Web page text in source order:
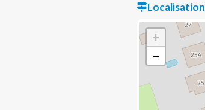
Localisation
+
−